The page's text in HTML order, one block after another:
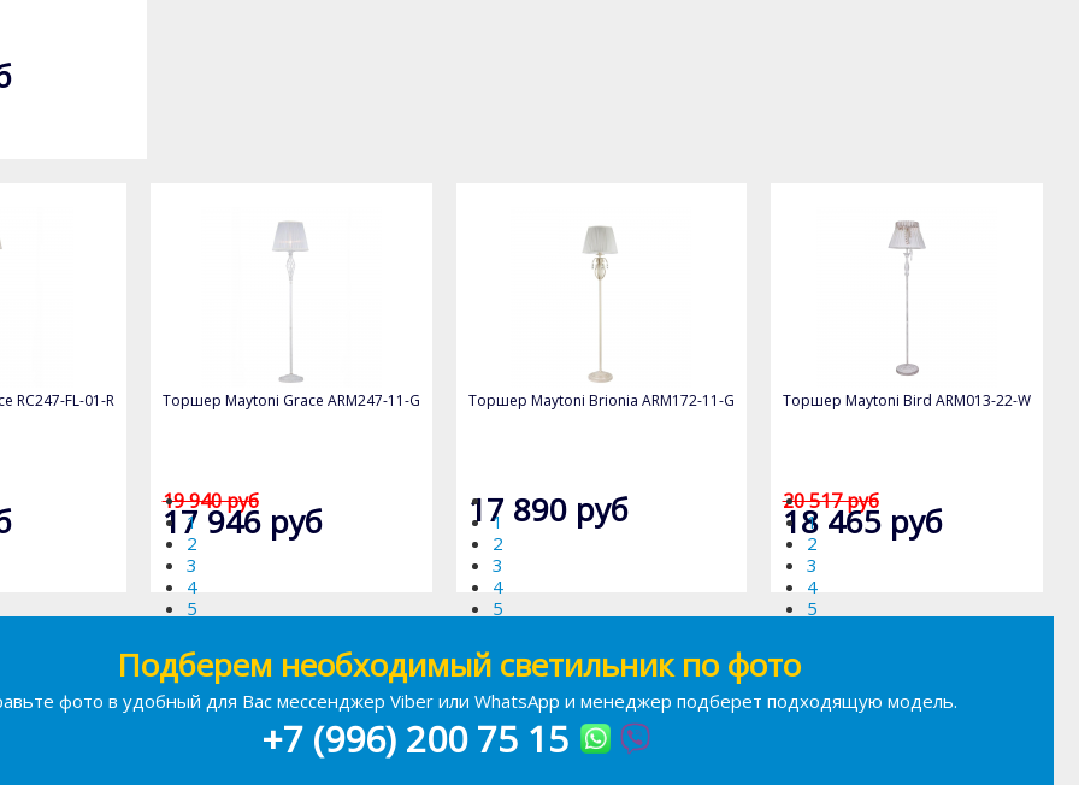
RC247-FL-01-R Торшер Maytoni Grace ARM247-11-G
19 940 руб
17 946 руб
1
2
3
4
5
Торшер Maytoni Brionia ARM172-11-G
17 890 руб
1
2
3
4
5
Торшер Maytoni Bird ARM013-22-W
20 517 руб
18 465 руб
1
2
3
4
5
Подберем необходимый светильник по фото
фото в удобный для Вас мессенджер Viber или WhatsApp и менеджер подберет подходящую модель.
+7 (996) 200 75 15